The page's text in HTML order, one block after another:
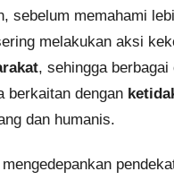
sebelum memahami
melakukan aksi
, sehingga
berkaitan dengan
dan humanis.